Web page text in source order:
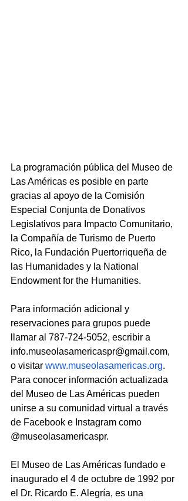
La programación pública del Museo de
Las Américas es posible en parte
gracias al apoyo de la Comisión
Especial Conjunta de Donativos
Legislativos para Impacto Comunitario,
la Compañía de Turismo de Puerto
Rico, la Fundación Puertorriqueña de
las Humanidades y la National
Endowment for the Humanities.
Para información adicional y
reservaciones para grupos puede
llamar al 787-724-5052, escribir a
info.museolasamericaspr@gmail.com,
o visitar www.museolasamericas.org.
Para conocer información actualizada
del Museo de Las Américas pueden
unirse a su comunidad virtual a través
de Facebook e Instagram como
@museolasamericaspr.
El Museo de Las Américas fundado e
inaugurado el 4 de octubre de 1992 por
el Dr. Ricardo E. Alegría, es una